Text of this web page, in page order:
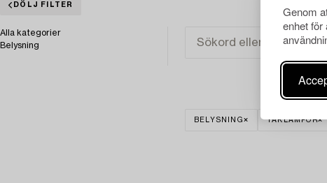
Genom
enhet för
DÖLJ FILTER
Alla kategorier
Belysning
BELYSNING TAKLAMPOR